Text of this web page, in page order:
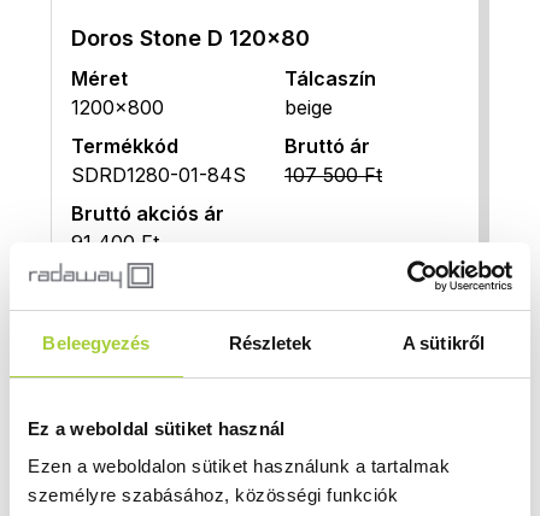
Beleegyezés Részletek A sütikről
Ez a weboldal sütiket használ
Ezen a weboldalon sütiket használunk a tartalmak
személyre szabásához, közösségi funkciók
Doros Stone D 120x80
Méret
1200x800
Tálcaszín
beige
Termékkód
SDRD1280-01-84S
Bruttó ár
107 500 Ft
Bruttó akciós ár
91 400 Ft
Doros Stone D 120x90
Méret
Termékkód
SDRD1290-01-84S
118 900 Ft
Bruttó akciós ár